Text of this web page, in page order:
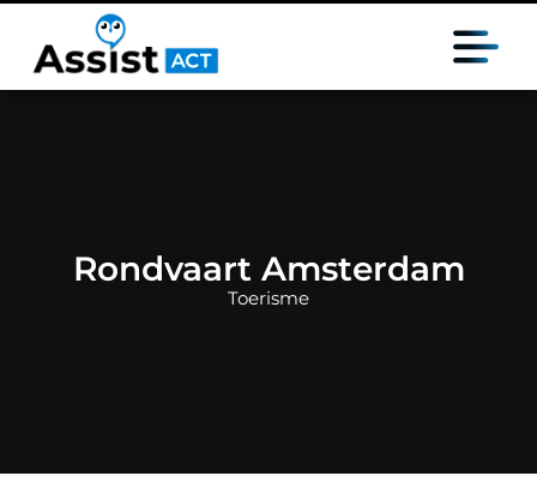
Rondvaart Amsterdam
Toerisme